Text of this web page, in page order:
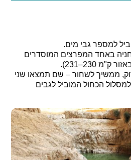
למספר גבי מים.
נסיעה בכביש 90, חניה באחד המפרצים המוסדרים
230–231).
ממשיך לשחור – שם תמצאו שני
הכחול המוביל לגבים